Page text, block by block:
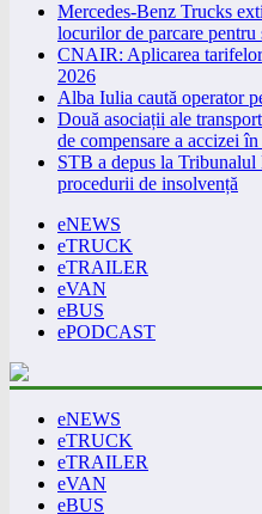
Mercedes-Benz Trucks
locurilor de parcare pentru
CNAIR: Aplicarea
2026
Alba Iulia caută operator
Două asociații ale
de compensare a accizei
STB a depus la Tribunalul
procedurii de insolvență
eNEWS
eTRUCK
eTRAILER
eVAN
eBUS
ePODCAST
eNEWS
eTRUCK
eTRAILER
eVAN
eBUS